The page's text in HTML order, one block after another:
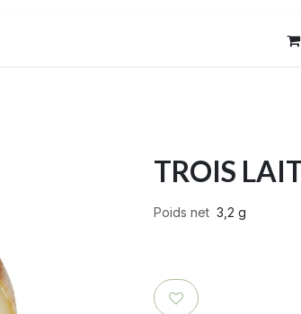
TROIS
Poids net 3,2 g